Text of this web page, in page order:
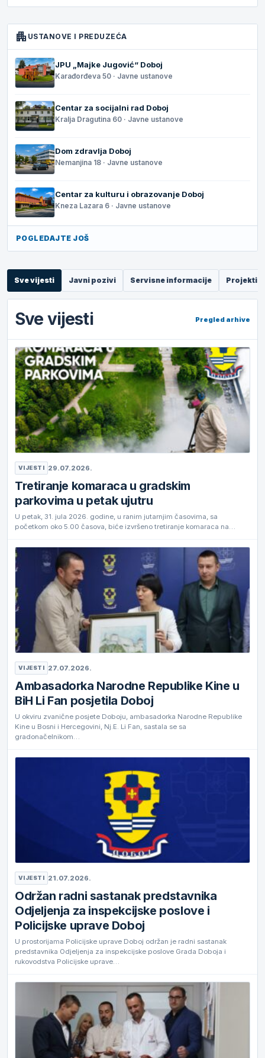
apartment USTANOVE I PREDUZEĆA
JPU „Majke Jugović“ Doboj
Karađorđeva 50 · Javne ustanove
Centar za socijalni rad Doboj
Kralja Dragutina 60 · Javne ustanove
Dom zdravlja Doboj
Nemanjina 18 · Javne ustanove
Centar za kulturu i obrazovanje Doboj
Kneza Lazara 6 · Javne ustanove
POGLEDAJTE JOŠ
Sve vijesti Javni pozivi Servisne informacije Projekti
Sve vijesti Pregled arhive
VIJESTI 29.07.2026.
Tretiranje komaraca u gradskim
parkovima u petak ujutru
U petak, 31. jula 2026. godine, u ranim jutarnjim časovima, sa
početkom oko 5.00 časova, biće izvršeno tretiranje komaraca na…
VIJESTI 27.07.2026.
Ambasadorka Narodne Republike Kine u
BiH Li Fan posjetila Doboj
U okviru zvanične posjete Doboju, ambasadorka Narodne Republike
Kine u Bosni i Hercegovini, Nj.E. Li Fan, sastala se sa
gradonačelnikom…
VIJESTI 21.07.2026.
Održan radni sastanak predstavnika
Odjeljenja za inspekcijske poslove i
Policijske uprave Doboj
U prostorijama Policijske uprave Doboj održan je radni sastanak
predstavnika Odjeljenja za inspekcijske poslove Grada Doboja i
rukovodstva Policijske uprave…